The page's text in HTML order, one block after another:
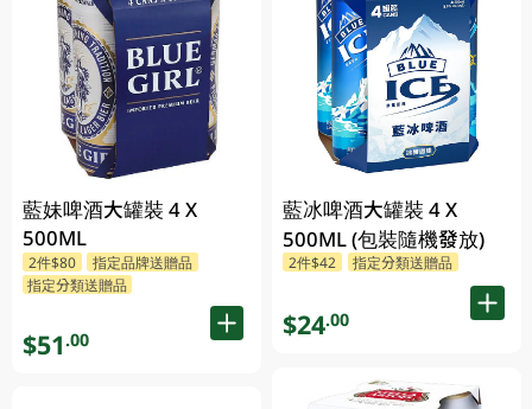
藍妹啤酒大罐裝 4 X
500ML
2件$80
指定品牌送贈品
指定分類送贈品
$51.00
藍冰啤酒大罐裝 4 X
500ML (包裝隨機發放)
2件$42 指定分類送贈品
$24.00